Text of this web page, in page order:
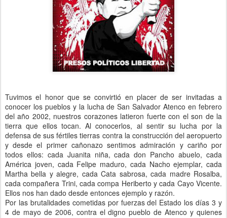
Tuvimos el honor que se convirtió en placer de ser invitadas a
conocer los pueblos y la lucha de San Salvador Atenco en febrero
del año 2002, nuestros corazones latieron fuerte con el son de la
tierra que ellos tocan. Al conocerlos, al sentir su lucha por la
defensa de sus fértiles tierras contra la construcción del aeropuerto
y desde el primer cañonazo sentimos admiración y cariño por
todos ellos: cada Juanita niña, cada don Pancho abuelo, cada
América joven, cada Felipe maduro, cada Nacho ejemplar, cada
Martha bella y alegre, cada Cata sabrosa, cada madre Rosalba,
cada compañera Trini, cada compa Heriberto y cada Cayo Vicente.
Ellos nos han dado desde entonces ejemplo y razón.
Por las brutalidades cometidas por fuerzas del Estado los días 3 y
4 de mayo de 2006, contra el digno pueblo de Atenco y quienes